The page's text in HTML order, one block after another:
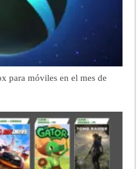
para móviles en el mes de